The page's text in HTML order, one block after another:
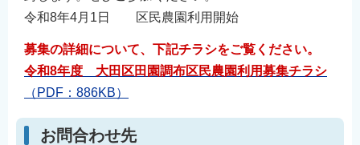
令和8年4月1日 区民農園利用開始
募集の詳細について、下記チラシをご覧ください。
令和8年度 大田区田園調布区民農園利用募集チラシ
（PDF：886KB）
お問合わせ先